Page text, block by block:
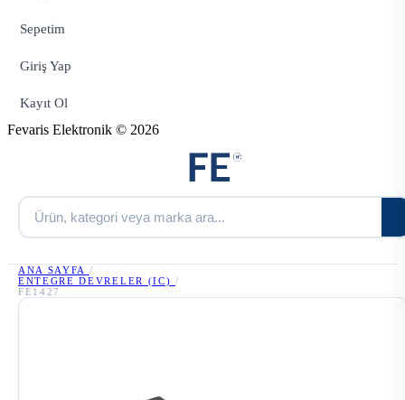
Sepetim
Giriş Yap
Kayıt Ol
Fevaris Elektronik © 2026
ANA SAYFA /
ENTEGRE DEVRELER (IC) /
FE1427